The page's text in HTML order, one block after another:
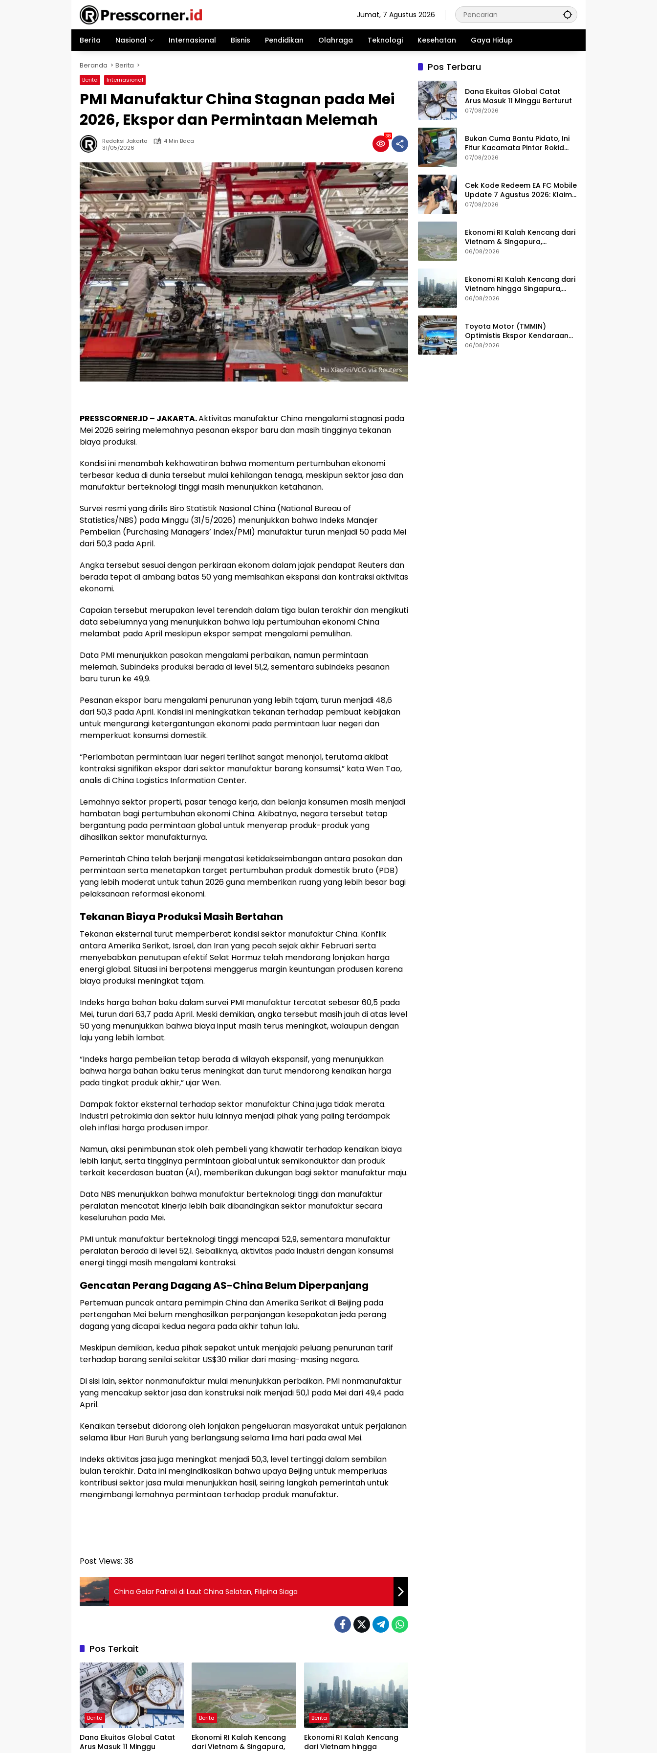
Jumat, 7 Agustus 2026
Berita Nasional Internasional Bisnis Pendidikan Olahraga Teknologi Kesehatan Gaya Hidup
Beranda Berita
Berita Internasional
PMI Manufaktur China Stagnan pada Mei
2026, Ekspor dan Permintaan Melemah
Redaksi Jakarta
4 Min Baca
31/05/2026
38
PRESSCORNER.ID – JAKARTA.Aktivitas manufaktur China mengalami stagnasi pada
Mei 2026 seiring melemahnya pesanan ekspor baru dan masih tingginya tekanan
biaya produksi.
Kondisi ini menambah kekhawatiran bahwa momentum pertumbuhan ekonomi
terbesar kedua di dunia tersebut mulai kehilangan tenaga, meskipun sektor jasa dan
manufaktur berteknologi tinggi masih menunjukkan ketahanan.
Survei resmi yang dirilis Biro Statistik Nasional China (National Bureau of
Statistics/NBS) pada Minggu (31/5/2026) menunjukkan bahwa Indeks Manajer
Pembelian (Purchasing Managers’ Index/PMI) manufaktur turun menjadi 50 pada Mei
dari 50,3 pada April.
Angka tersebut sesuai dengan perkiraan ekonom dalam jajak pendapat Reuters dan
berada tepat di ambang batas 50 yang memisahkan ekspansi dan kontraksi aktivitas
ekonomi.
Capaian tersebut merupakan level terendah dalam tiga bulan terakhir dan mengikuti
data sebelumnya yang menunjukkan bahwa laju pertumbuhan ekonomi China
melambat pada April meskipun ekspor sempat mengalami pemulihan.
Data PMI menunjukkan pasokan mengalami perbaikan, namun permintaan
melemah. Subindeks produksi berada di level 51,2, sementara subindeks pesanan
baru turun ke 49,9.
Pesanan ekspor baru mengalami penurunan yang lebih tajam, turun menjadi 48,6
dari 50,3 pada April. Kondisi ini meningkatkan tekanan terhadap pembuat kebijakan
untuk mengurangi ketergantungan ekonomi pada permintaan luar negeri dan
memperkuat konsumsi domestik.
“Perlambatan permintaan luar negeri terlihat sangat menonjol, terutama akibat
kontraksi signifikan ekspor dari sektor manufaktur barang konsumsi,” kata Wen Tao,
analis di China Logistics Information Center.
Lemahnya sektor properti, pasar tenaga kerja, dan belanja konsumen masih menjadi
hambatan bagi pertumbuhan ekonomi China. Akibatnya, negara tersebut tetap
bergantung pada permintaan global untuk menyerap produk-produk yang
dihasilkan sektor manufakturnya.
Pemerintah China telah berjanji mengatasi ketidakseimbangan antara pasokan dan
permintaan serta menetapkan target pertumbuhan produk domestik bruto (PDB)
yang lebih moderat untuk tahun 2026 guna memberikan ruang yang lebih besar bagi
pelaksanaan reformasi ekonomi.
Tekanan Biaya Produksi Masih Bertahan
Tekanan eksternal turut memperberat kondisi sektor manufaktur China. Konflik
antara Amerika Serikat, Israel, dan Iran yang pecah sejak akhir Februari serta
menyebabkan penutupan efektif Selat Hormuz telah mendorong lonjakan harga
energi global. Situasi ini berpotensi menggerus margin keuntungan produsen karena
biaya produksi meningkat tajam.
Indeks harga bahan baku dalam survei PMI manufaktur tercatat sebesar 60,5 pada
Mei, turun dari 63,7 pada April. Meski demikian, angka tersebut masih jauh di atas level
50 yang menunjukkan bahwa biaya input masih terus meningkat, walaupun dengan
laju yang lebih lambat.
“Indeks harga pembelian tetap berada di wilayah ekspansif, yang menunjukkan
bahwa harga bahan baku terus meningkat dan turut mendorong kenaikan harga
pada tingkat produk akhir,” ujar Wen.
Dampak faktor eksternal terhadap sektor manufaktur China juga tidak merata.
Industri petrokimia dan sektor hulu lainnya menjadi pihak yang paling terdampak
oleh inflasi harga produsen impor.
Namun, aksi penimbunan stok oleh pembeli yang khawatir terhadap kenaikan biaya
lebih lanjut, serta tingginya permintaan global untuk semikonduktor dan produk
terkait kecerdasan buatan (AI), memberikan dukungan bagi sektor manufaktur maju.
Data NBS menunjukkan bahwa manufaktur berteknologi tinggi dan manufaktur
peralatan mencatat kinerja lebih baik dibandingkan sektor manufaktur secara
keseluruhan pada Mei.
PMI untuk manufaktur berteknologi tinggi mencapai 52,9, sementara manufaktur
peralatan berada di level 52,1. Sebaliknya, aktivitas pada industri dengan konsumsi
energi tinggi masih mengalami kontraksi.
Gencatan Perang Dagang AS-China Belum Diperpanjang
Pertemuan puncak antara pemimpin China dan Amerika Serikat di Beijing pada
pertengahan Mei belum menghasilkan perpanjangan kesepakatan jeda perang
dagang yang dicapai kedua negara pada akhir tahun lalu.
Meskipun demikian, kedua pihak sepakat untuk menjajaki peluang penurunan tarif
terhadap barang senilai sekitar US$30 miliar dari masing-masing negara.
Di sisi lain, sektor nonmanufaktur mulai menunjukkan perbaikan. PMI nonmanufaktur
yang mencakup sektor jasa dan konstruksi naik menjadi 50,1 pada Mei dari 49,4 pada
April.
Kenaikan tersebut didorong oleh lonjakan pengeluaran masyarakat untuk perjalanan
selama libur Hari Buruh yang berlangsung selama lima hari pada awal Mei.
Indeks aktivitas jasa juga meningkat menjadi 50,3, level tertinggi dalam sembilan
bulan terakhir. Data ini mengindikasikan bahwa upaya Beijing untuk memperluas
kontribusi sektor jasa mulai menunjukkan hasil, seiring langkah pemerintah untuk
mengimbangi lemahnya permintaan terhadap produk manufaktur.
Post Views: 38
China Gelar Patroli di Laut China Selatan, Filipina Siaga
Pos Terkait
Berita
Dana Ekuitas Global Catat
Arus Masuk 11 Minggu
Berita
Ekonomi RI Kalah Kencang
dari Vietnam & Singapura,
Berita
Ekonomi RI Kalah Kencang
dari Vietnam hingga
Pos Terbaru
Dana Ekuitas Global Catat
Arus Masuk 11 Minggu Berturut
07/08/2026
Bukan Cuma Bantu Pidato, Ini
Fitur Kacamata Pintar Rokid
Seharga Rp 11 Jutaan
07/08/2026
Cek Kode Redeem EA FC Mobile
Update 7 Agustus 2026: Klaim
Ribuan Gems Gratis!
07/08/2026
Ekonomi RI Kalah Kencang dari
Vietnam & Singapura,
Pemerintah Benahi Iklim
06/08/2026
Ekonomi RI Kalah Kencang dari
Vietnam hingga Singapura,
Apa Penyebabnya?
06/08/2026
Toyota Motor (TMMIN)
Optimistis Ekspor Kendaraan
Naik Meski Dibayangi
06/08/2026